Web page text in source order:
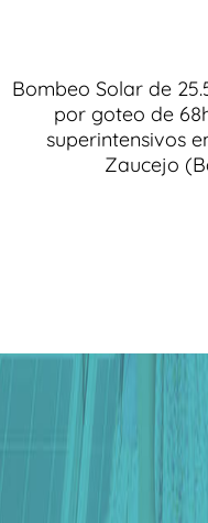
Bombeo Solar de
por goteo de
superintensivos
Zaucejo